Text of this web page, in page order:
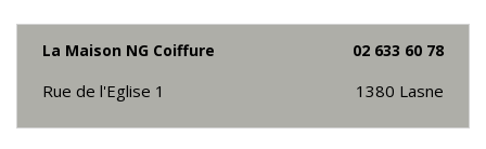
La Maison NG Coiffure 02 633 60 78
Rue de l'Eglise 1 1380 Lasne